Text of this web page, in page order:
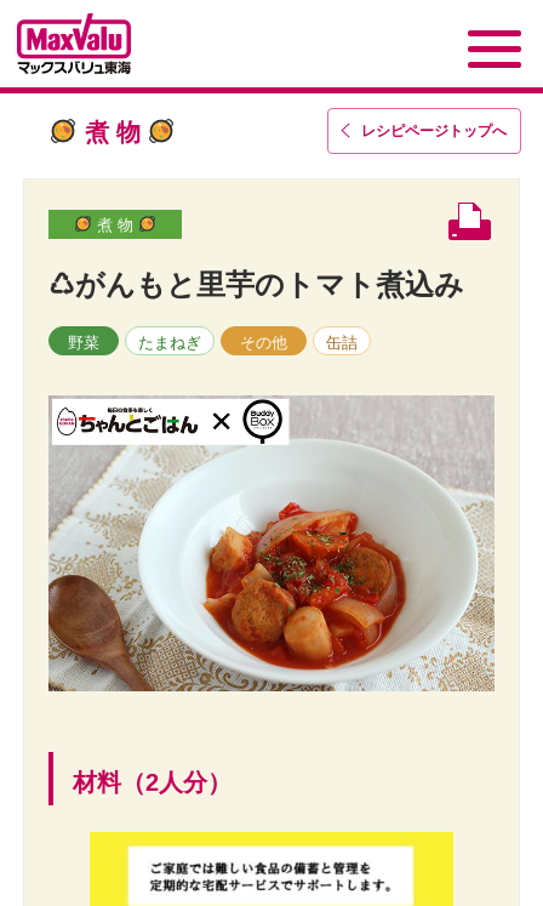
レシピページトップへ
煮 物
煮 物
♺がんもと里芋のトマト煮込み
野菜 たまねぎ その他 缶詰
材料（2人分）